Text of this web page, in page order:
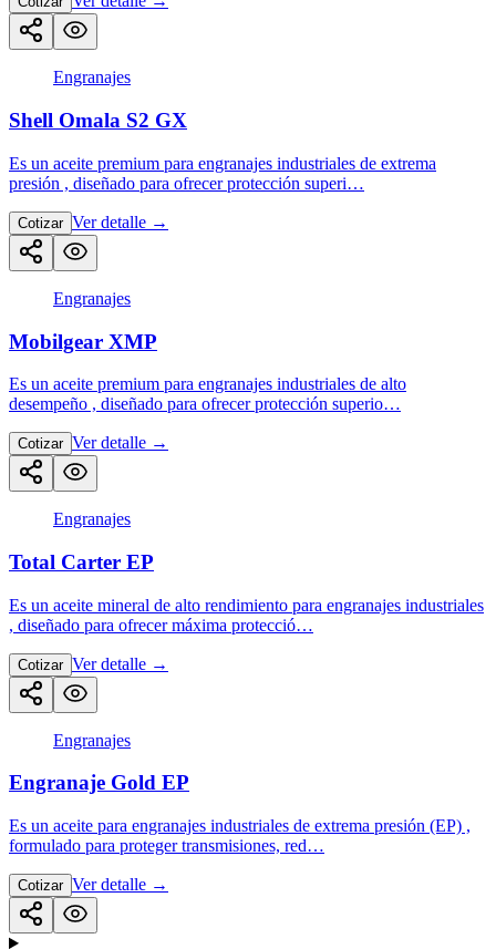
Engranajes
Shell Omala S2 GX
Es un aceite premium para engranajes industriales de extrema
presión , diseñado para ofrecer protección superi…
Cotizar Ver detalle →
Engranajes
Mobilgear XMP
Es un aceite premium para engranajes industriales de alto
desempeño , diseñado para ofrecer protección superio…
Cotizar Ver detalle →
Engranajes
Total Carter EP
Es un aceite mineral de alto rendimiento para engranajes industriales
, diseñado para ofrecer máxima protecció…
Cotizar Ver detalle →
Engranajes
Engranaje Gold EP
Es un aceite para engranajes industriales de extrema presión (EP) ,
formulado para proteger transmisiones, red…
Cotizar Ver detalle →